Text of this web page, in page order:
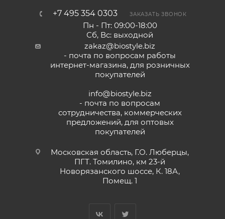
+7 495 354 0303 ЗАКАЗАТЬ ЗВОНОК
Пн - Пт: 09:00-18:00
Сб, Вс: выходной
zakaz@biostyle.biz
- почта по вопросам работы
интернет-магазина, для розничных
покупателей
info@biostyle.biz
- почта по вопросам
сотрудничества, коммерческих
предложений, для оптовых
покупателей
Московская область, Г.О. Люберцы,
ПГТ. Томилино, км 23-й
Новорязанского шоссе, К. 18А,
Помещ. 1